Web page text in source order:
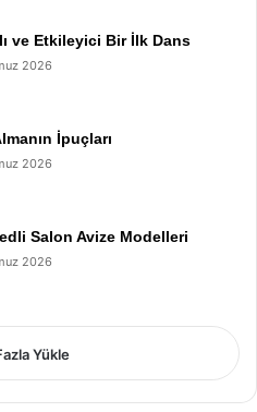
ve Etkileyici Bir İlk Dans
2026
İpuçları
2026
Salon Avize Modelleri
2026
Yükle